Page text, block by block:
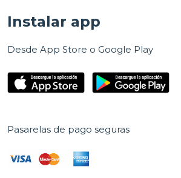
Instalar app
Desde App Store o Google Play
Pasarelas de pago seguras